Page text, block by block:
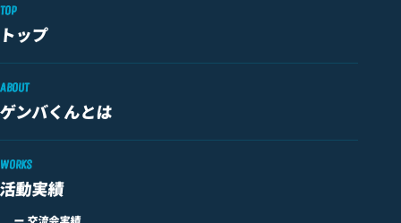
TOP
ップ
ABOUT
ンバくんとは
WORKS
動実績